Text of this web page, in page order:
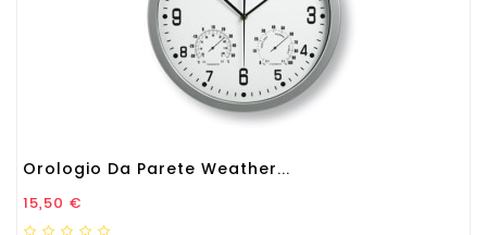
Orologio Da Parete Weather...
Prezzo
15,50 €